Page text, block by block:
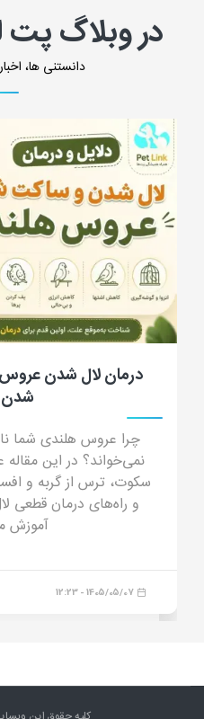
در وبلاگ پت
دانستنی ها،
جرب گوش گربه؛
و پیشگیری
جرب گوش گربه چیست؟ در
جرب گوش (ترشحات شبیه
خطرات درمان خانگی و
1405/04/23 - 16:44